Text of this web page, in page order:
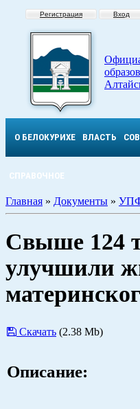
Регистрация Вход
О БЕЛОКУРИХЕ ВЛАСТЬ
СПРАВОЧНОЕ
Главная » Документы »
Свыше 124
улучшили
Скачать (2.38 Mb)
Описание: